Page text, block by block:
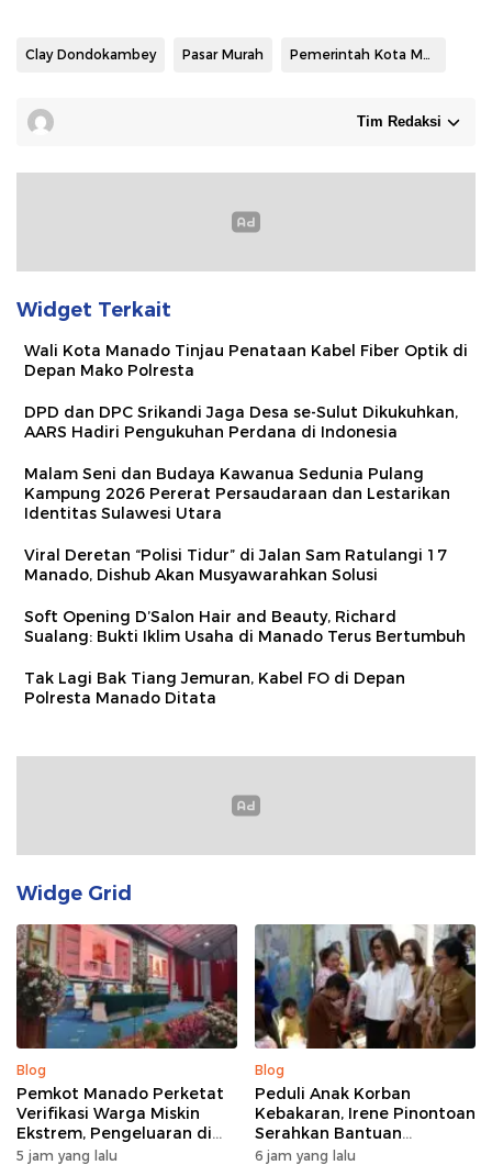
Clay Dondokambey Pasar Murah Pemerintah Kota Manado
Tim Redaksi
Widget Terkait
Wali Kota Manado Tinjau Penataan Kabel Fiber Optik di
Depan Mako Polresta
DPD dan DPC Srikandi Jaga Desa se-Sulut Dikukuhkan,
AARS Hadiri Pengukuhan Perdana di Indonesia
Malam Seni dan Budaya Kawanua Sedunia Pulang
Kampung 2026 Pererat Persaudaraan dan Lestarikan
Identitas Sulawesi Utara
Viral Deretan “Polisi Tidur” di Jalan Sam Ratulangi 17
Manado, Dishub Akan Musyawarahkan Solusi
Soft Opening D’Salon Hair and Beauty, Richard
Sualang: Bukti Iklim Usaha di Manado Terus Bertumbuh
Tak Lagi Bak Tiang Jemuran, Kabel FO di Depan
Polresta Manado Ditata
Widge Grid
Blog
Pemkot Manado Perketat
Verifikasi Warga Miskin
Ekstrem, Pengeluaran di
Bawah Rp330 Ribu Jadi
5 jam yang lalu
Blog
Peduli Anak Korban
Kebakaran, Irene Pinontoan
Serahkan Bantuan
Seragam dan
6 jam yang lalu